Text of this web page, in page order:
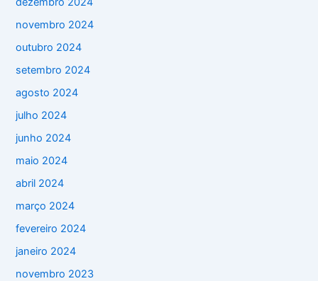
novembro 2024
outubro 2024
setembro 2024
agosto 2024
julho 2024
junho 2024
maio 2024
abril 2024
março 2024
fevereiro 2024
janeiro 2024
novembro 2023